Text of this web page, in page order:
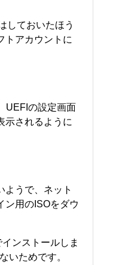
しておいたほう
トアカウントに
UEFIの設定画面
示されるように
ようで、ネット
ン用のISOをダウ
ンストールしま
いためです。